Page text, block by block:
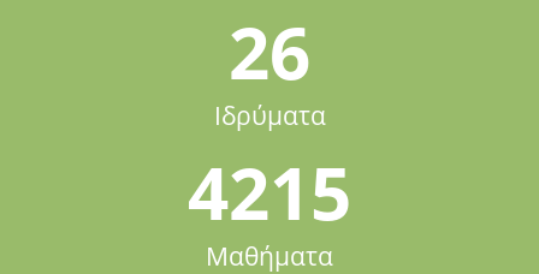
26
Ιδρύματα
4215
Μαθήματα